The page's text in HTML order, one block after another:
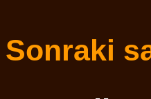
Sonraki